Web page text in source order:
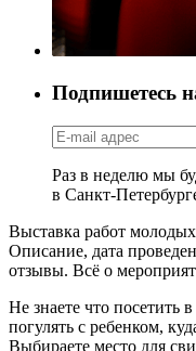
Подпишетесь
Раз в неделю мы
в Санкт-
Выставка работ
Описание, дата
отзывы. Всё о
Не знаете что посетить
погулять с ребенком,
Выбираете место для